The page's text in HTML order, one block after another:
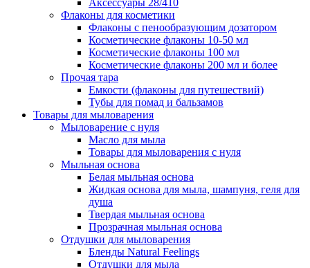
Аксессуары 28/410
Флаконы для косметики
Флаконы с пенообразующим дозатором
Косметические флаконы 10-50 мл
Косметические флаконы 100 мл
Косметические флаконы 200 мл и более
Прочая тара
Емкости (флаконы для путешествий)
Тубы для помад и бальзамов
Товары для мыловарения
Мыловарение с нуля
Масло для мыла
Товары для мыловарения с нуля
Мыльная основа
Белая мыльная основа
Жидкая основа для мыла, шампуня, геля для
душа
Твердая мыльная основа
Прозрачная мыльная основа
Отдушки для мыловарения
Бленды Natural Feelings
Отдушки для мыла